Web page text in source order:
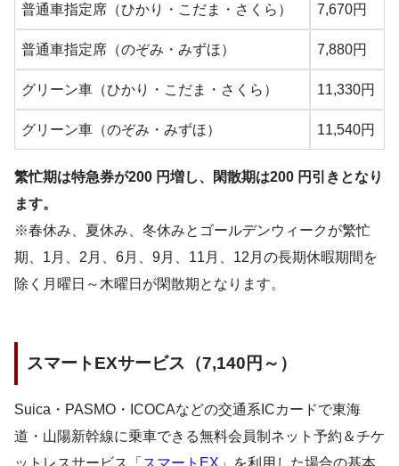
普通車指定席（ひかり・こだま・さくら） 7,670円
普通車指定席（のぞみ・みずほ） 7,880円
グリーン車（ひかり・こだま・さくら） 11,330円
グリーン車（のぞみ・みずほ） 11,540円
繁忙期は特急券が200 円増し、閑散期は200 円引きとなり
ます。
※春休み、夏休み、冬休みとゴールデンウィークが繁忙
期、1月、2月、6月、9月、11月、12月の長期休暇期間を
除く月曜日～木曜日が閑散期となります。
スマートEXサービス（7,140円～）
Suica・PASMO・ICOCAなどの交通系ICカードで東海
道・山陽新幹線に乗車できる無料会員制ネット予約＆チケ